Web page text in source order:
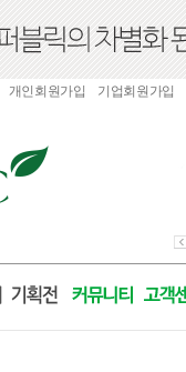
개인회원가입 기업회원가입